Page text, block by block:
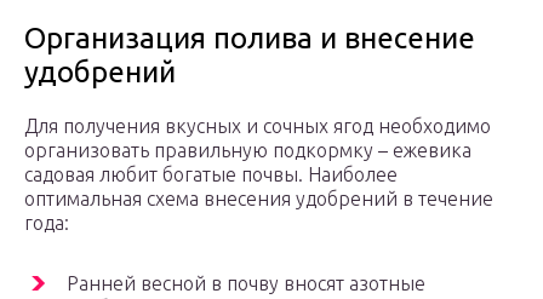
Организация полива и внесение
удобрений
Для получения вкусных и сочных ягод необходимо
организовать правильную подкормку – ежевика
садовая любит богатые почвы. Наиболее
оптимальная схема внесения удобрений в течение
года:
Ранней весной в почву вносят азотные